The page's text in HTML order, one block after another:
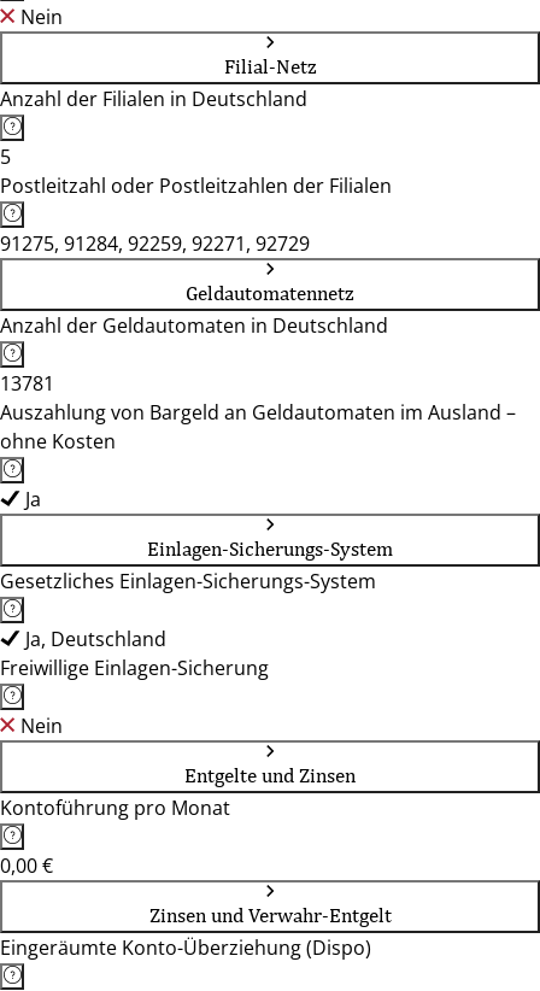
Nein
Filial-Netz
Anzahl der Filialen in Deutschland
5
Postleitzahl oder Postleitzahlen der Filialen
91275, 91284, 92259, 92271, 92729
Geldautomatennetz
Anzahl der Geldautomaten in Deutschland
13781
Auszahlung von Bargeld an Geldautomaten im Ausland –
ohne Kosten
Ja
Einlagen-Sicherungs-System
Gesetzliches Einlagen-Sicherungs-System
Ja, Deutschland
Freiwillige Einlagen-Sicherung
Nein
Entgelte und Zinsen
Kontoführung pro Monat
0,00 €
Zinsen und Verwahr-Entgelt
Eingeräumte Konto-Überziehung (Dispo)